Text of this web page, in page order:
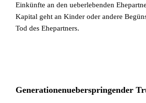
Einkünfte an den ueberlebenden
Kapital geht an Kinder oder andere
Tod des Ehepartners.
Generationenueberspringender